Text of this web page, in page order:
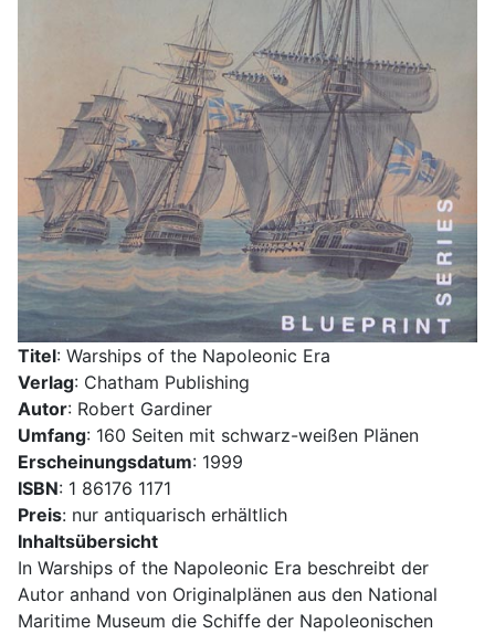
Titel: Warships of the Napoleonic Era
Verlag: Chatham Publishing
Autor: Robert Gardiner
Umfang: 160 Seiten mit schwarz-weißen Plänen
Erscheinungsdatum: 1999
ISBN: 1 86176 1171
Preis: nur antiquarisch erhältlich
Inhaltsübersicht
In Warships of the Napoleonic Era beschreibt der
Autor anhand von Originalplänen aus den National
Maritime Museum die Schiffe der Napoleonischen